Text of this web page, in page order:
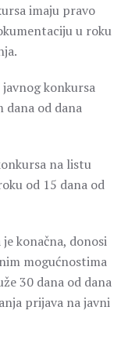
imaju pravo
u roku
konkursa
dana od dana
na listu
od 15 dana od
konačna, donosi
mogućnostima
30 dana od dana
prijava na javni